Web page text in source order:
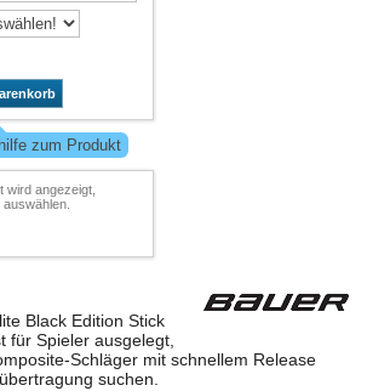
zum Produkt
wird angezeigt,
Black Edition Stick
für Spieler ausgelegt,
Schläger mit schnellem Release
suchen.